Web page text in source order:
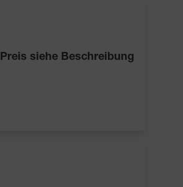
Preis siehe Beschreibung